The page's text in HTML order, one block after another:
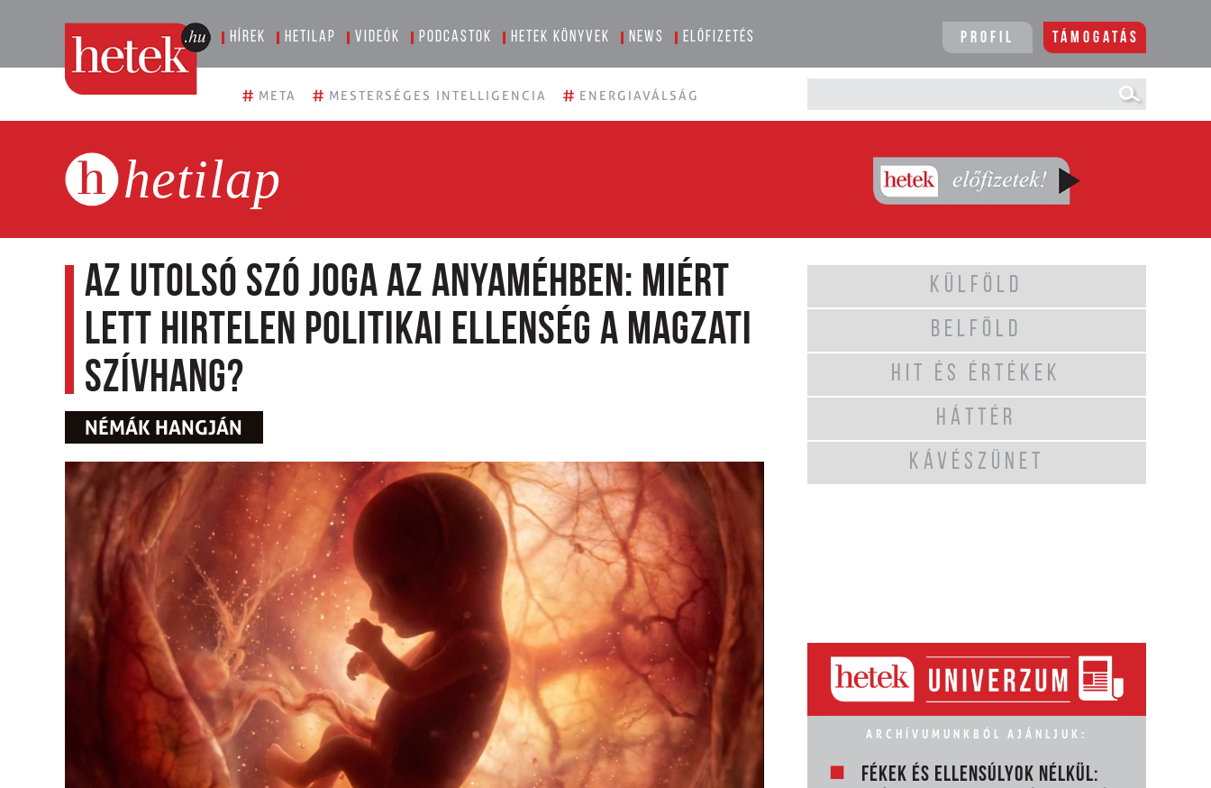
Hírek Hetilap Videók Podcastok Hetek könyvek News Előfizetés Profil Támogatás
# META # MESTERSÉGES INTELLIGENCIA # ENERGIAVÁLSÁG
hetilap
Az utolsó szó joga az anyaméhben: Miért
lett hirtelen politikai ellenség a magzati
szívhang?
NÉMÁK HANGJÁN
KÜLFÖLD
BELFÖLD
HIT ÉS ÉRTÉKEK
HÁTTÉR
KÁVÉSZÜNET
ARCHÍVUMUNKBÓL AJÁNLJUK:
FÉKEK ÉS ELLENSÚLYOK NÉLKÜL: